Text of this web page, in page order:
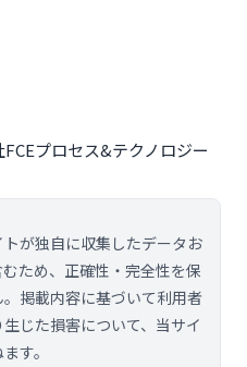
プロセス&テクノロジー
が独自に収集したデータお
ため、正確性・完全性を保
掲載内容に基づいて利用者
じた損害について、当サイ
す。